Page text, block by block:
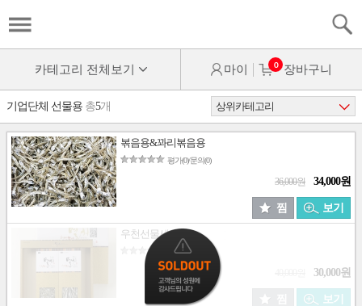
카테고리 전체보기 마이 0 장바구니
기업단체 선물용 총5개
볶음용&꽈리볶음용
평가(0)/문의(0)
36,000원 34,000원
보기
찜
우천선물세트2
평가(0)/문의(0)
30,000원
보기